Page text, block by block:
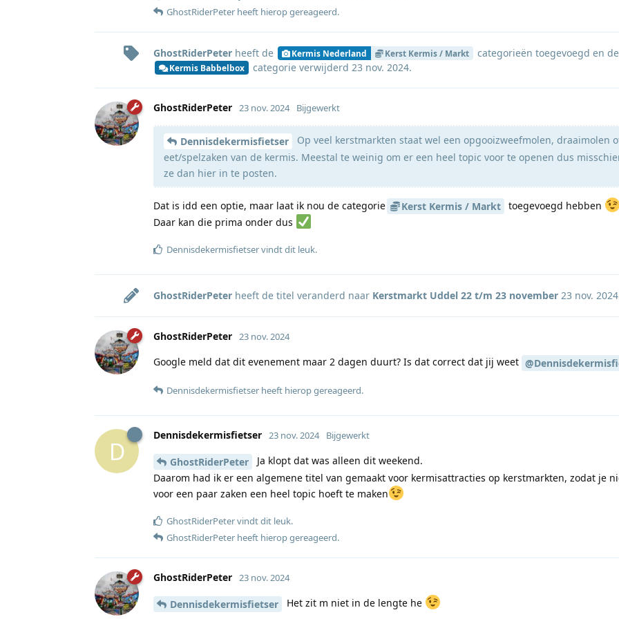
GhostRiderPeter heeft hierop gereageerd.
GhostRiderPeter heeft de Kermis Nederland Kerst Kermis / Markt categorieën toegevoegd en de
Kermis Babbelbox categorieverwijderd 23 nov. 2024.
GhostRiderPeter 23 nov. 2024 Bijgewerkt
Dennisdekermisfietser
Op veel kerstmarkten staat wel een opgooizweefmolen, draaimolen
eet/spelzaken van de kermis. Meestal te weinig om er een heel topic voor te openen dus
ze dan hier in te posten.
Dat is idd een optie, maar laat ik nou de categorie Kerst Kermis / Markt toegevoegd hebben
Daar kan die prima onder dus
Dennisdekermisfietservindt dit leuk.
GhostRiderPeter heeft de titel veranderd naar Kerstmarkt Uddel 22 t/m 23 november 23 nov. 2024
GhostRiderPeter 23 nov. 2024
Google meld dat dit evenement maar 2 dagen duurt? Is dat correct dat jij weet
Dennisdekermisfietser heeft hierop gereageerd.
D
Dennisdekermisfietser 23 nov. 2024 Bijgewerkt
GhostRiderPeter
Ja klopt dat was alleen dit weekend.
Daarom had ik er een algemene titel van gemaakt voor kermisattracties op kerstmarkten, zodat je
voor een paar zaken een heel topic hoeft te maken
GhostRiderPetervindt dit leuk.
GhostRiderPeter heeft hierop gereageerd.
GhostRiderPeter 23 nov. 2024
Dennisdekermisfietser Het zit m niet in de lengte he